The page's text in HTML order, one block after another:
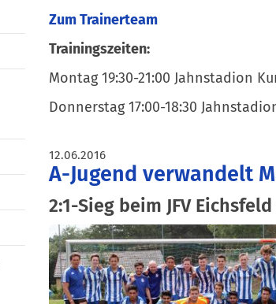
Zum Trainerteam
Trainingszeiten:
Montag 19:30-21:00 Jahnstadion
Donnerstag 17:00-18:30
12.06.2016
A-Jugend verwandelt
2:1-Sieg beim JFV